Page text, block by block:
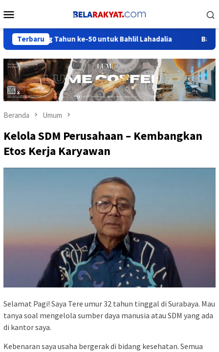
ke
Mobile
Terbaru
Tahun ke-50 untuk Bahlil Lahadalia Basri Baco Ajak
Beranda Umum
Kelola SDM Perusahaan – Kembangkan
Etos Kerja Karyawan
Selamat Pagi! Saya Tere umur 32 tahun tinggal di Surabaya. Mau
tanya soal mengelola sumber daya manusia atau SDM yang ada
di kantor saya.
Kebenaran saya usaha bergerak di bidang kesehatan. Semua